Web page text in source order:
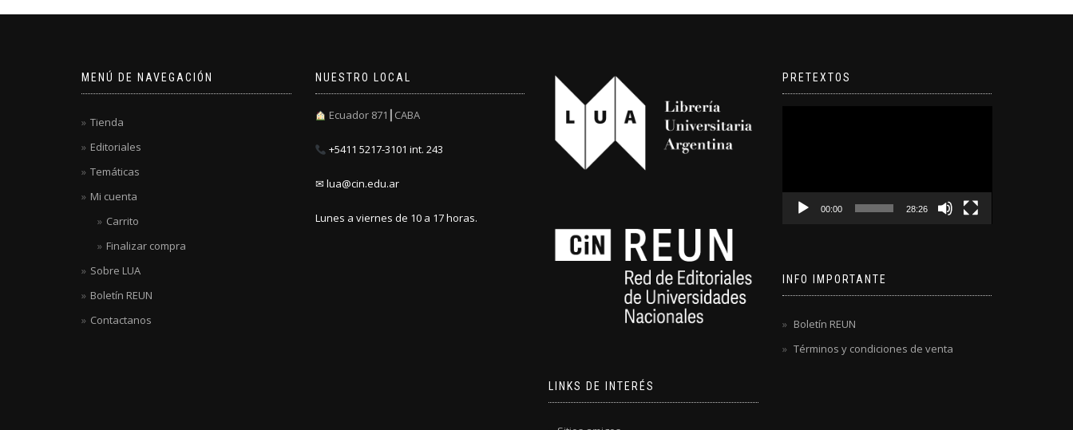
MENÚ DE NAVEGACIÓN
Tienda
Editoriales
Temáticas
Mi cuenta
Carrito
Finalizar compra
Sobre LUA
Boletín REUN
Contactanos
NUESTRO LOCAL
Ecuador 871┃CABA
+5411 5217-3101 int. 243
✉ lua@cin.edu.ar
Lunes a viernes de 10 a 17 horas.
LINKS DE INTERÉS
PRETEXTOS
00:00 28:26
INFO IMPORTANTE
Boletín REUN
Términos y condiciones de venta